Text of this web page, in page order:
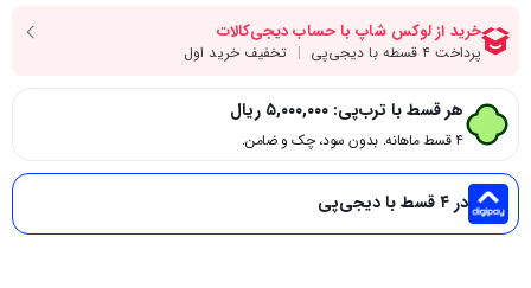
هر قسط با ترب‌پی: ۵,۰۰۰,۰۰۰ ریال
۴ قسط ماهانه. بدون سود، چک و ضامن.
در ۴ قسط با دیجی‌پی